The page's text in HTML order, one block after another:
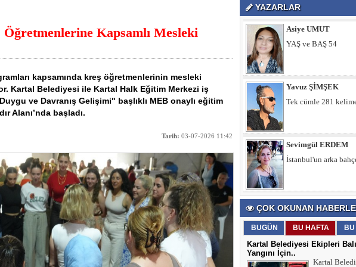
Kapsamlı Mesleki
kapsamında kreş öğretmenlerinin mesleki
Kartal Belediyesi ile Kartal Halk Eğitim Merkezi iş
ve Davranış Gelişimi" başlıklı MEB onaylı eğitim
Alanı’nda başladı.
Tarih: 03-07-2026 11:42
YAZARLAR
Yavuz ŞİMŞEK
Tek cümle 281
Sevimgül ERDEM
İstanbul'un arka
Ömer ERDEM
Memura Çifte
Z Kuşağını Anlamak
Adnan Can
ÇOK OKUNAN
BUGÜN BU HAFTA
Kartal Belediyesi Ekipleri
Yangını İçin..
Kartal